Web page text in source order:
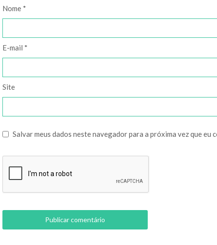
Nome *
E-mail *
Site
Salvar meus dados neste navegador para a próxima vez que eu